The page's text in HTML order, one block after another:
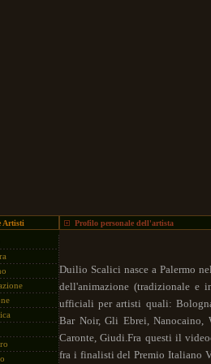
Artisti Profilo personale dell'artista
Duilio Scalici nasce a Palermo
dell'animazione (tradizionale e
ufficiali per artisti quali:
Bar Noir, Gli Ebrei, Nanocaino,
Caronte, Giudi.Fra questi il
fra i finalisti del Premio Italiano